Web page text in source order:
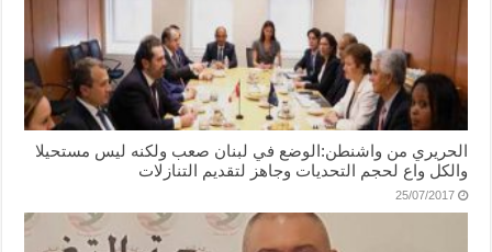
الحريري من واشنطن:الوضع في لبنان صعب ولكنه ليس مستحيلا
والكل واع لحجم التحديات وجاهز لتقديم التنازلات
25/07/2017